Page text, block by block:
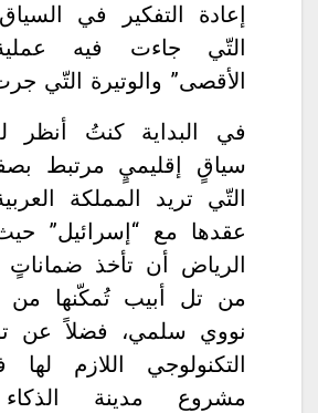
إعادة التفكير في
التّي جاءت فيه
الأقصى” والوتيرة التّي
في البداية كنتُ أنظر
سياقٍ إقليميٍ مرتبط
التّي تريد المملكة
عقدها مع “إسرائيل”
الرياض أن تأخذ
من تل أبيب تُمكّنها من
نووي سلمي، فضلاً عن
التكنولوجي اللازم
مشروع مدينة